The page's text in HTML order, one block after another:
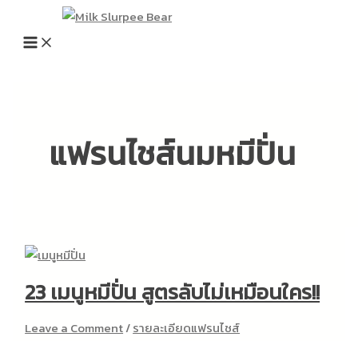
แฟรนไชส์นมหมีปั่น
23 เมนูหมีปั่น สูตรลับไม่เหมือนใคร!!
Leave a Comment/รายละเอียดแฟรนไชส์